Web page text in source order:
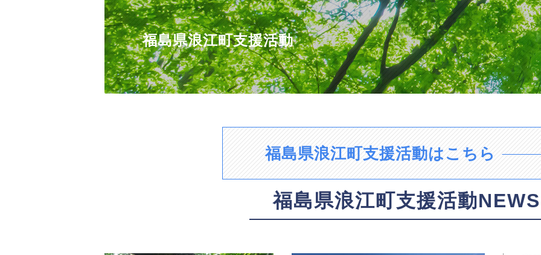
福島県浪江町支援活動
福島県浪江町支援活動はこちら
福島県浪江町支援活動NEWS